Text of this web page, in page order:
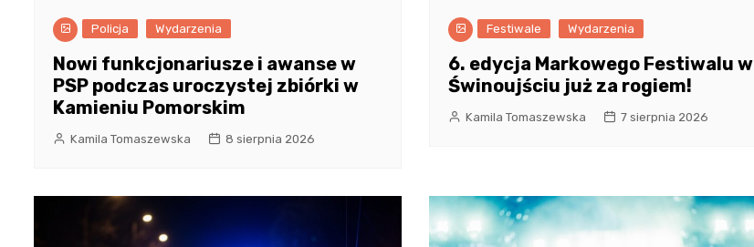
Policja Wydarzenia
Nowi funkcjonariusze i awanse w
PSP podczas uroczystej zbiórki w
Kamieniu Pomorskim
Kamila Tomaszewska 8 sierpnia 2026
Festiwale Wydarzenia
6. edycja Markowego Festiwalu w
Świnoujściu już za rogiem!
Kamila Tomaszewska 7 sierpnia 2026